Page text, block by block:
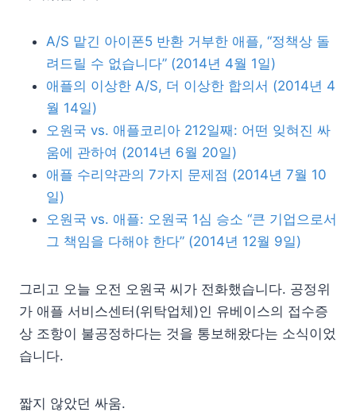
A/S 맡긴 아이폰5 반환 거부한 애플, “정책상 돌
려드릴 수 없습니다” (2014년 4월 1일)
애플의 이상한 A/S, 더 이상한 합의서 (2014년 4
월 14일)
오원국 vs. 애플코리아 212일째: 어떤 잊혀진 싸
움에 관하여 (2014년 6월 20일)
애플 수리약관의 7가지 문제점 (2014년 7월 10
일)
오원국 vs. 애플: 오원국 1심 승소 “큰 기업으로서
그 책임을 다해야 한다” (2014년 12월 9일)
그리고 오늘 오전 오원국 씨가 전화했습니다. 공정위
가 애플 서비스센터(위탁업체)인 유베이스의 접수증
상 조항이 불공정하다는 것을 통보해왔다는 소식이었
습니다.
짧지 않았던 싸움.